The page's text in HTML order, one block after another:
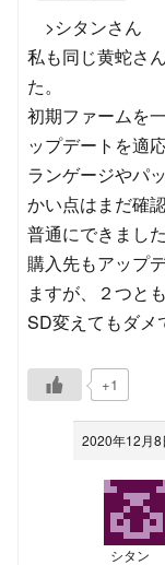
>シタンさん
私も同じ黄蛇さ
た。
初期ファームを
ップデートを適
ランゲージやパ
かい点はまだ確
普通にできました
購入先もアップ
ますが、２つと
SD変えてもダメ
+1
2020年12月
シタン